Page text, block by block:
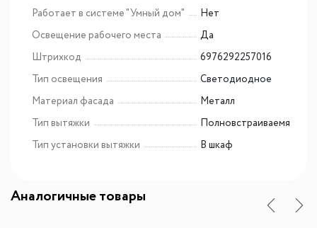
Работает в системе "Умный дом"
Нет
Освещение рабочего места
Да
Штрихкод
6976292257016
Тип освещения
Светодиодное
Материал фасада
Металл
Тип вытяжки
Полновстраиваемя
Тип установки вытяжки
В шкаф
Аналогичные товары